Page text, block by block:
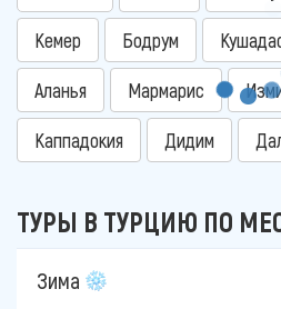
Кемер Бодрум
Аланья Мармарис
Каппадокия Дидим
ТУРЫ В ТУРЦИЮ ПО
Зима